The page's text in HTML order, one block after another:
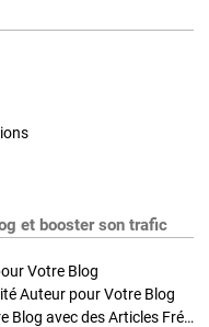
et booster son trafic
Votre Blog
Auteur pour Votre Blog
Stratégies de Publication : Boostez Votre Blog avec des Articles Fréquents et Exclusifs